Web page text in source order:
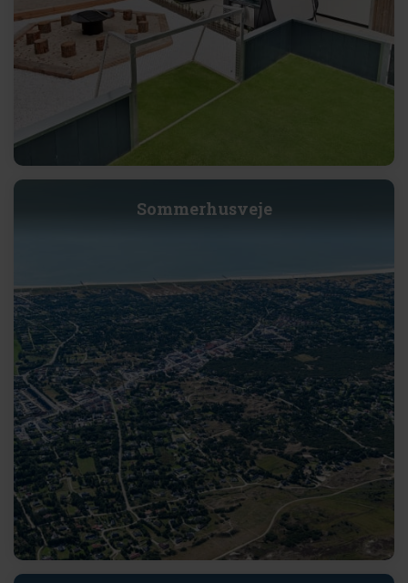
Sommerhusveje